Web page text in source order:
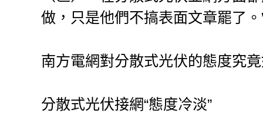
做，只是他們不搞表面文章罷了
南方電網對分散式光伏的態度究
分散式光伏接網“態度冷淡”